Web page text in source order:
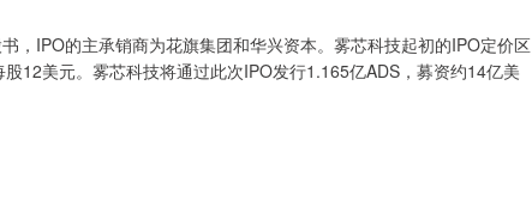
，IPO的主承销商为花旗集团和华兴资本。雾芯科技起初的IPO定价区
12美元。雾芯科技将通过此次IPO发行1.165亿ADS，募资约14亿美